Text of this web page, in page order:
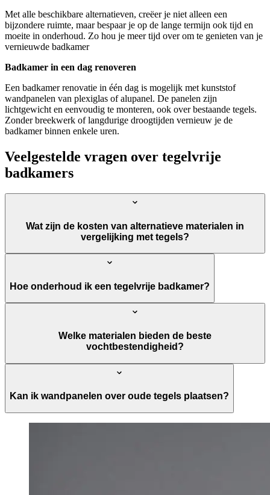
Met alle beschikbare alternatieven, creëer je niet alleen een
bijzondere ruimte, maar bespaar je op de lange termijn ook tijd en
moeite in onderhoud. Zo hou je meer tijd over om te genieten van je
vernieuwde badkamer
Badkamer in een dag renoveren
Een badkamer renovatie in één dag is mogelijk met kunststof
wandpanelen van plexiglas of alupanel. De panelen zijn
lichtgewicht en eenvoudig te monteren, ook over bestaande tegels.
Zonder breekwerk of langdurige droogtijden vernieuw je de
badkamer binnen enkele uren.
Veelgestelde vragen over tegelvrije
badkamers
Wat zijn de kosten van alternatieve materialen in
vergelijking met tegels?
Hoe onderhoud ik een tegelvrije badkamer?
Welke materialen bieden de beste
vochtbestendigheid?
Kan ik wandpanelen over oude tegels plaatsen?